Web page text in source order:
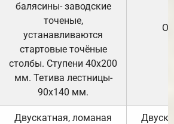
балясины- заводские
точеные,
устанавливаются
стартовые точёные
столбы. Ступени 40х200
мм. Тетива лестницы-
90х140 мм.
Двускатная, ломаная